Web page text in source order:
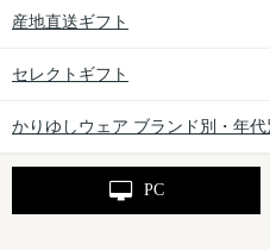
産地直送ギフト
セレクトギフト
かりゆしウェア ブランド別・年代
PC